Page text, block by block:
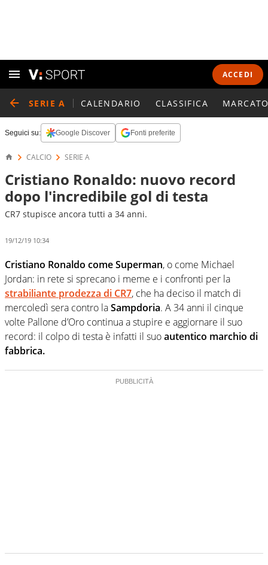
ACCEDI
SERIE A CALENDARIO CLASSIFICA
Seguici su: Google Discover Fonti preferite
CALCIO SERIE A
Cristiano Ronaldo: nuovo record
dopo l'incredibile gol di testa
CR7 stupisce ancora tutti a 34 anni.
19/12/19 10:34
Cristiano Ronaldo come Superman, o come Michael
Jordan: in rete si sprecano i meme e i confronti per la
strabiliante prodezza di CR7, che ha deciso il match di
mercoledì sera contro laSampdoria. A 34 anni il cinque
volte Pallone d’Oro continua a stupire e aggiornare il suo
record: il colpo di testa è infatti il suoautentico marchio di
fabbrica.